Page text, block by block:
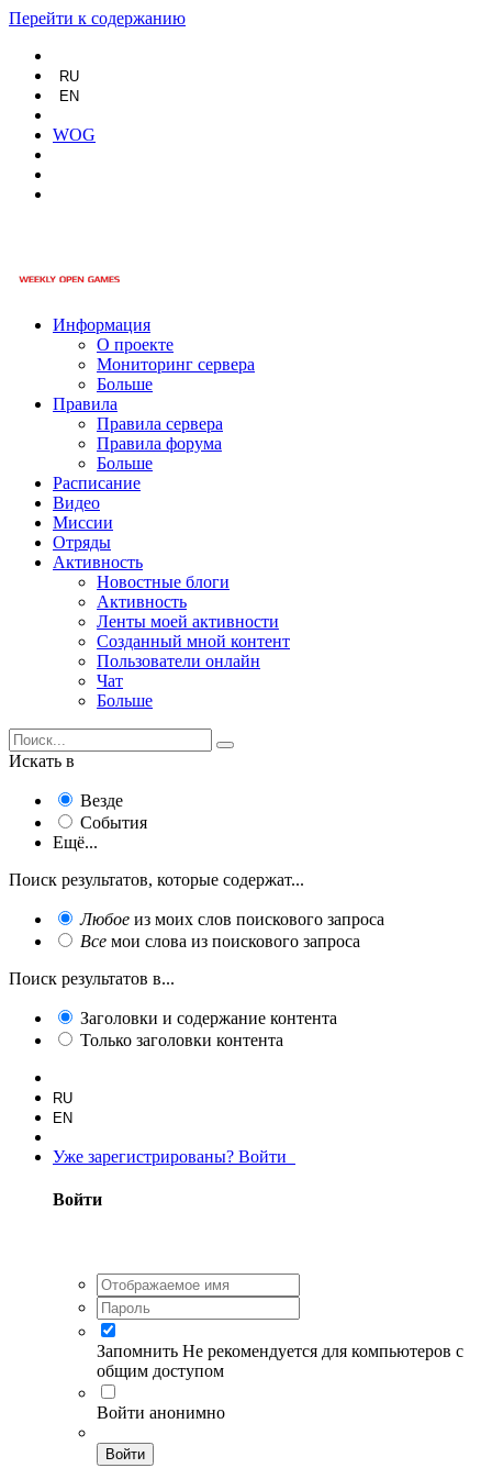
Перейти к содержанию
RU
EN
WOG
Информация
О проекте
Мониторинг сервера
Больше
Правила
Правила сервера
Правила форума
Больше
Расписание
Видео
Миссии
Отряды
Активность
Новостные блоги
Активность
Ленты моей активности
Созданный мной контент
Пользователи онлайн
Чат
Больше
Искать в
Везде
События
Ещё...
Поиск результатов, которые содержат...
Любое из моих слов поискового запроса
Все мои слова из поискового запроса
Поиск результатов в...
Заголовки и содержание контента
Только заголовки контента
RU
EN
Уже зарегистрированы? Войти
Войти
Запомнить Не рекомендуется для компьютеров с
общим доступом
Войти анонимно
Войти